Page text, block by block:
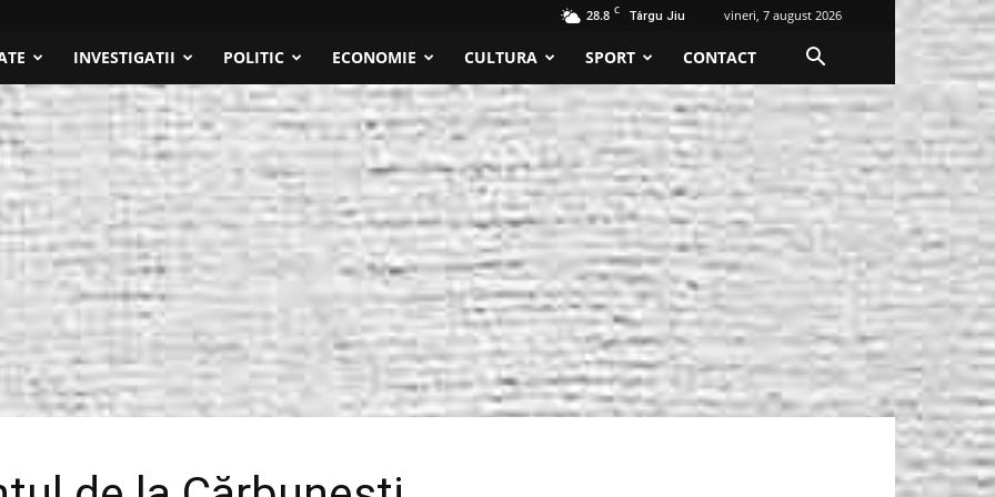
28.8 C Târgu Jiu vineri, 7 august 2026
INVESTIGATII POLITIC ECONOMIE CULTURA SPORT CONTACT